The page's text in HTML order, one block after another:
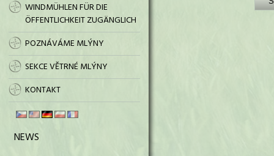
WINDMÜHLEN FÜR DIE
ÖFFENTLICHKEIT ZUGÄNGLICH
POZNÁVÁME MLÝNY
SEKCE VĚTRNÉ MLÝNY
KONTAKT
NEWS